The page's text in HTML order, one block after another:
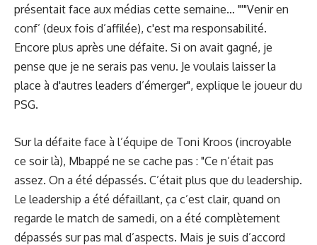
présentait face aux médias cette semaine… "'"Venir en
conf’ (deux fois d’affilée), c'est ma responsabilité.
Encore plus après une défaite. Si on avait gagné, je
pense que je ne serais pas venu. Je voulais laisser la
place à d'autres leaders d’émerger", explique le joueur du
PSG.
Sur la défaite face à l’équipe de Toni Kroos (incroyable
ce soir là), Mbappé ne se cache pas : "Ce n’était pas
assez. On a été dépassés. C’était plus que du leadership.
Le leadership a été défaillant, ça c’est clair, quand on
regarde le match de samedi, on a été complètement
dépassés sur pas mal d’aspects. Mais je suis d’accord